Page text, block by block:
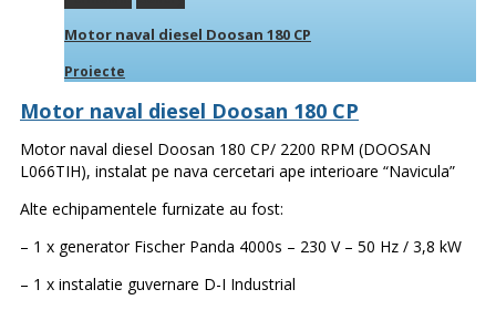
Motor naval diesel Doosan 180 CP
Proiecte
Motor naval diesel Doosan 180 CP
Motor naval diesel Doosan 180 CP/ 2200 RPM (DOOSAN
L066TIH), instalat pe nava cercetari ape interioare “Navicula”
Alte echipamentele furnizate au fost:
– 1 x generator Fischer Panda 4000s – 230 V – 50 Hz / 3,8 kW
– 1 x instalatie guvernare D-I Industrial